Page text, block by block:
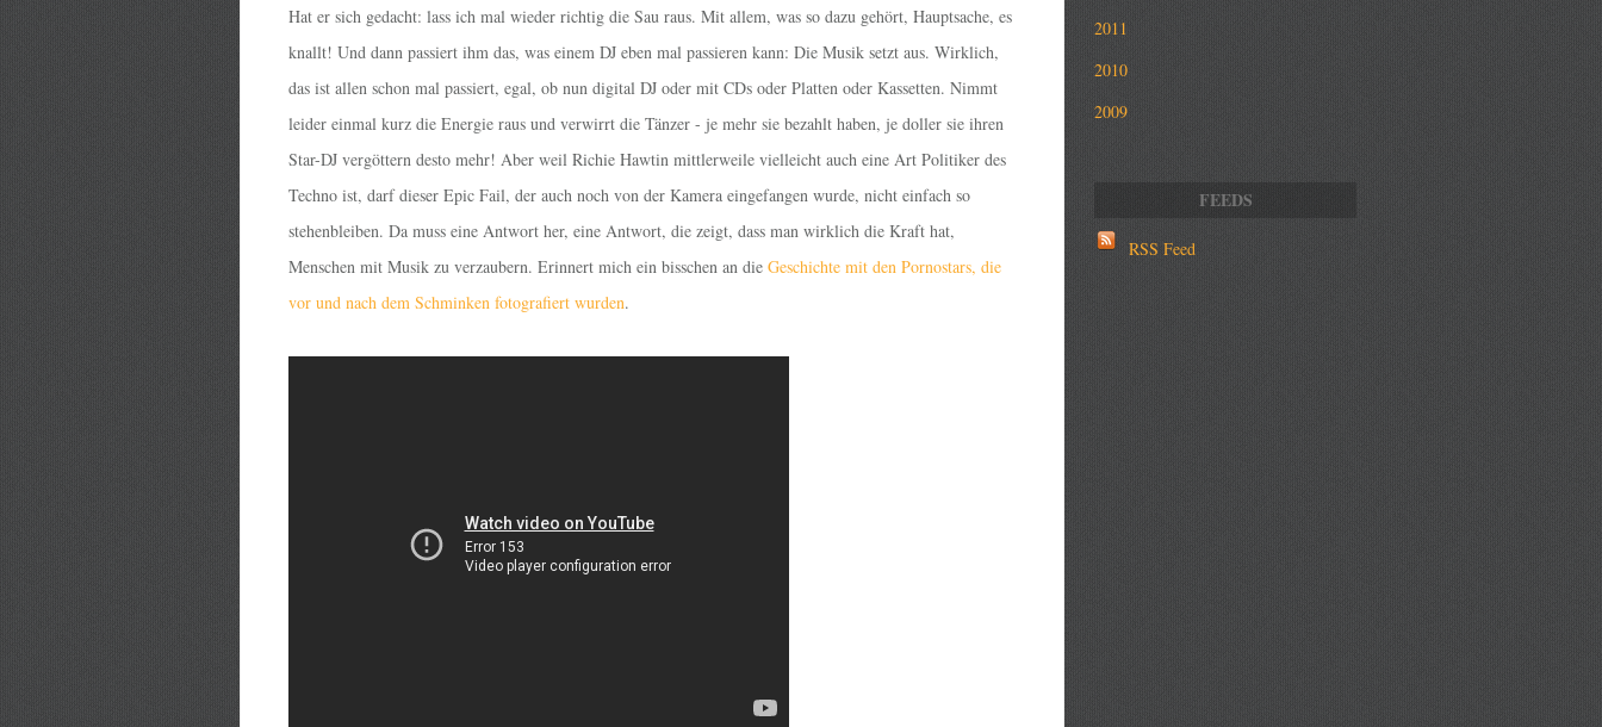
Hat er sich gedacht: lass ich mal wieder richtig die Sau raus. Mit allem, was so dazu gehört, Hauptsache, es
knallt! Und dann passiert ihm das, was einem DJ eben mal passieren kann: Die Musik setzt aus. Wirklich,
das ist allen schon mal passiert, egal, ob nun digital DJ oder mit CDs oder Platten oder Kassetten. Nimmt
leider einmal kurz die Energie raus und verwirrt die Tänzer - je mehr sie bezahlt haben, je doller sie ihren
Star-DJ vergöttern desto mehr! Aber weil Richie Hawtin mittlerweile vielleicht auch eine Art Politiker des
Techno ist, darf dieser Epic Fail, der auch noch von der Kamera eingefangen wurde, nicht einfach so
stehenbleiben. Da muss eine Antwort her, eine Antwort, die zeigt, dass man wirklich die Kraft hat,
Menschen mit Musik zu verzaubern. Erinnert mich ein bisschen an die Geschichte mit den Pornostars, die
vor und nach dem Schminken fotografiert wurden.
2011
2010
2009
RSS Feed